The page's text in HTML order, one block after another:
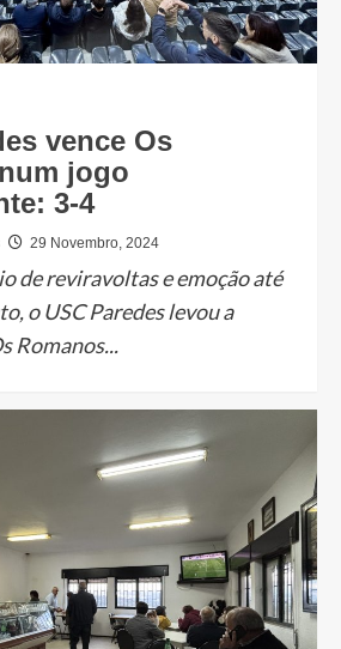
vence Os
jogo
3-4
29 Novembro, 2024
de reviravoltas e emoção até
o USC Paredes levou a
Romanos...